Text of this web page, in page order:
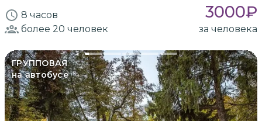
8 часов 3000₽
более 20 человек за человека
ГРУППОВАЯ
на автобусе